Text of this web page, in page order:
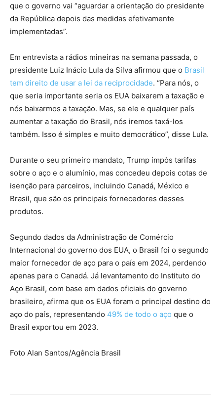
que o governo vai “aguardar a orientação do presidente
da República depois das medidas efetivamente
implementadas”.
Em entrevista a rádios mineiras na semana passada, o
presidente Luiz Inácio Lula da Silva afirmou que o Brasil
tem direito de usar a lei da reciprocidade. “Para nós, o
que seria importante seria os EUA baixarem a taxação e
nós baixarmos a taxação. Mas, se ele e qualquer país
aumentar a taxação do Brasil, nós iremos taxá-los
também. Isso é simples e muito democrático”, disse Lula.
Durante o seu primeiro mandato, Trump impôs tarifas
sobre o aço e o alumínio, mas concedeu depois cotas de
isenção para parceiros, incluindo Canadá, México e
Brasil, que são os principais fornecedores desses
produtos.
Segundo dados da Administração de Comércio
Internacional do governo dos EUA, o Brasil foi o segundo
maior fornecedor de aço para o país em 2024, perdendo
apenas para o Canadá. Já levantamento do Instituto do
Aço Brasil, com base em dados oficiais do governo
brasileiro, afirma que os EUA foram o principal destino do
aço do país, representando 49% de todo o aço que o
Brasil exportou em 2023.
Foto Alan Santos/Agência Brasil